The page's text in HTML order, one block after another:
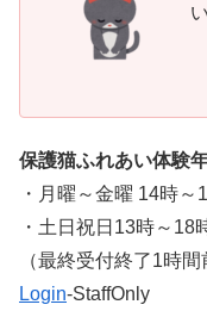
い
保護猫ふれあい体験
・月曜～金曜 14時～
・土日祝日13時～18
（最終受付終了1時間
Login-StaffOnly